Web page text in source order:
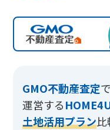
GMO不動産査定
運営する
土地活用プラン比